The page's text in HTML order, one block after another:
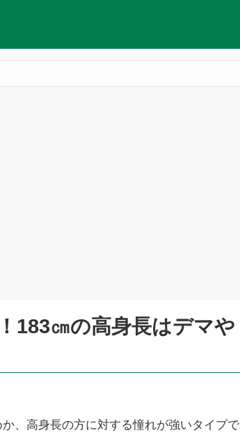
183㎝の高身長はデマや
、高身長の方に対する憧れが強いタイプで